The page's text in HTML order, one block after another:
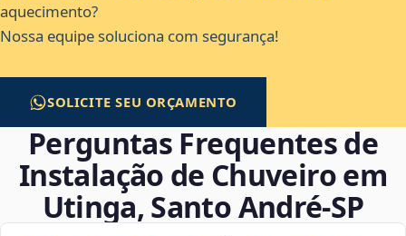
aquecimento?
Nossa equipe soluciona com segurança!
SOLICITE SEU ORÇAMENTO
Perguntas Frequentes de
Instalação de Chuveiro em
Utinga, Santo André‑SP